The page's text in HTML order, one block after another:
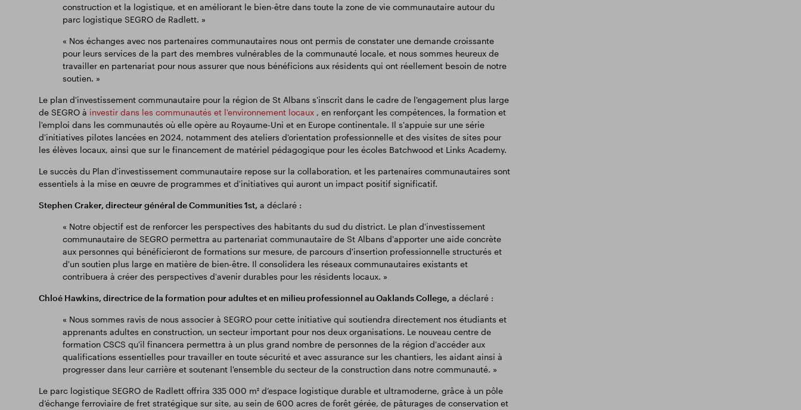
construction et la logistique, et en améliorant le bien-être dans toute la zone de vie communautaire autour du
parc logistique SEGRO de Radlett. »
« Nos échanges avec nos partenaires communautaires nous ont permis de constater une demande croissante
pour leurs services de la part des membres vulnérables de la communauté locale, et nous sommes heureux de
travailler en partenariat pour nous assurer que nous bénéficions aux résidents qui ont réellement besoin de notre
soutien. »
Le plan d'investissement communautaire pour la région de St Albans s'inscrit dans le cadre de l'engagement plus large
de SEGRO à investir dans les communautés et l'environnement locaux, en renforçant les compétences, la formation et
l'emploi dans les communautés où elle opère au Royaume-Uni et en Europe continentale. Il s'appuie sur une série
d'initiatives pilotes lancées en 2024, notamment des ateliers d'orientation professionnelle et des visites de sites pour
les élèves locaux, ainsi que sur le financement de matériel pédagogique pour les écoles Batchwood et Links Academy.
Le succès du Plan d'investissement communautaire repose sur la collaboration, et les partenaires communautaires sont
essentiels à la mise en œuvre de programmes et d'initiatives qui auront un impact positif significatif.
Stephen Craker, directeur général de Communities 1st, a déclaré :
« Notre objectif est de renforcer les perspectives des habitants du sud du district. Le plan d'investissement
communautaire de SEGRO permettra au partenariat communautaire de St Albans d'apporter une aide concrète
aux personnes qui bénéficieront de formations sur mesure, de parcours d'insertion professionnelle structurés et
d'un soutien plus large en matière de bien-être. Il consolidera les réseaux communautaires existants et
contribuera à créer des perspectives d'avenir durables pour les résidents locaux. »
Chloé Hawkins, directrice de la formation pour adultes et en milieu professionnel au Oaklands College, a déclaré :
« Nous sommes ravis de nous associer à SEGRO pour cette initiative qui soutiendra directement nos étudiants et
apprenants adultes en construction, un secteur important pour nos deux organisations. Le nouveau centre de
formation CSCS qu'il financera permettra à un plus grand nombre de personnes de la région d'accéder aux
qualifications essentielles pour travailler en toute sécurité et avec assurance sur les chantiers, les aidant ainsi à
progresser dans leur carrière et soutenant l'ensemble du secteur de la construction dans notre communauté. »
Le parc logistique SEGRO de Radlett offrira 335 000 m² d’espace logistique durable et ultramoderne, grâce à un pôle
d’échange ferroviaire de fret stratégique sur site, au sein de 600 acres de forêt gérée, de pâturages de conservation et